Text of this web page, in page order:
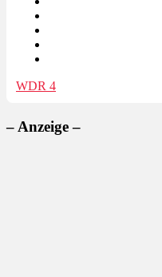
WDR 4
– Anzeige –